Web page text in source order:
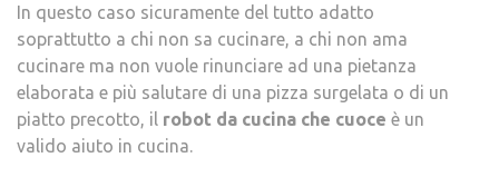
In questo caso sicuramente del tutto adatto
soprattutto a chi non sa cucinare, a chi non ama
cucinare ma non vuole rinunciare ad una pietanza
elaborata e più salutare di una pizza surgelata o di un
piatto precotto, il robot da cucina che cuoce è un
valido aiuto in cucina.